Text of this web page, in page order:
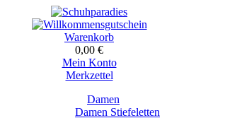
Warenkorb
0,00 €
Mein Konto
Merkzettel
Damen
Damen Stiefeletten